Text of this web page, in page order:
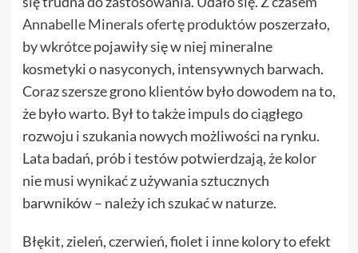
Annabelle Minerals ofertę produktówposzerzało,
by wkrótce pojawiły się w niej mineralne
kosmetyki o nasyconych, intensywnych barwach.
Coraz szersze grono klientów było dowodem na to,
że było warto. Był to także impuls do ciągłego
rozwoju i szukania nowych możliwości na rynku.
Lata badań, prób i testów potwierdzają, że kolor
nie musi wynikać z używania sztucznych
barwników – należy ich szukać w naturze.
Błękit, zieleń, czerwień, fiolet i inne kolory to efekt